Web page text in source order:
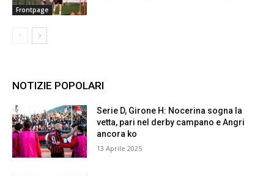
Frontpage
NOTIZIE POPOLARI
Serie D, Girone H: Nocerina sogna la
vetta, pari nel derby campano e Angri
ancora ko
13 Aprile 2025